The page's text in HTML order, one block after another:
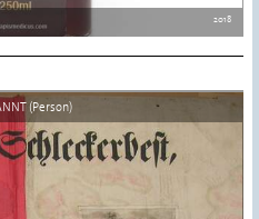
2018
(Person)